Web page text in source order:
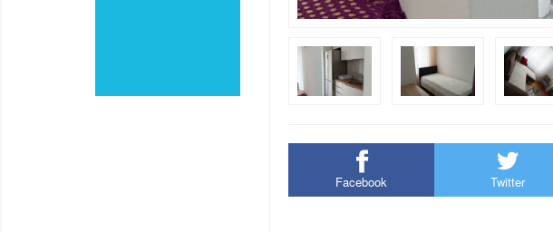
Facebook Twitter